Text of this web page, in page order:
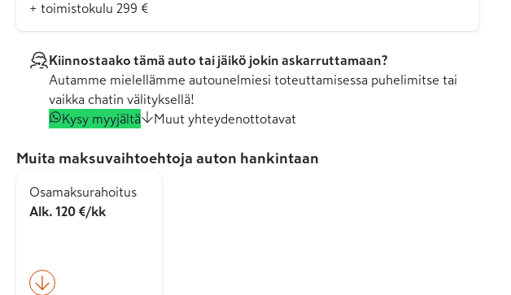
+ toimistokulu 299 €
Kiinnostaako tämä auto tai jäikö jokin askarruttamaan?
Autamme mielellämme autounelmiesi toteuttamisessa puhelimitse tai
vaikka chatin välityksellä!
Kysy myyjältä
Muut yhteydenottotavat
Muita maksuvaihtoehtoja auton hankintaan
Osamaksurahoitus
Alk. 120 €/kk